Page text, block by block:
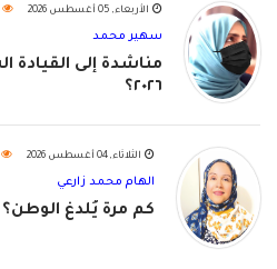
الأربعاء, 05 أغسطس 2026
سهير محمد
مناشدة إلى
٢٠٢٦؟
الثلاثاء, 04 أغسطس 2026
الهام محمد زارعي
كم مرة يُلدغ الوطن؟